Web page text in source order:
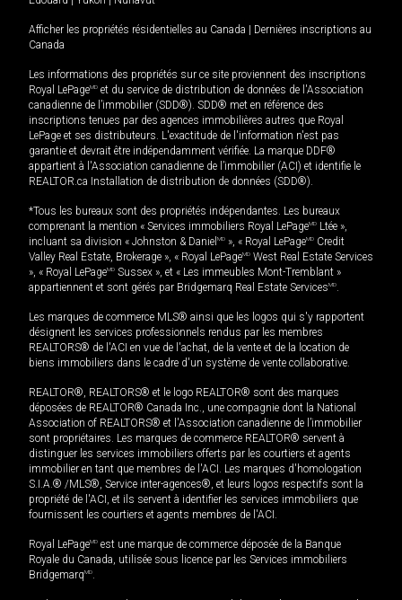
Afficher les propriétés résidentielles au Canada | Dernières inscriptions au
Canada
Les informations des propriétés sur ce site proviennent des inscriptions
Royal LePageMD et du service de distribution de données de l'Association
canadienne de l’immobilier (SDD®). SDD® met en référence des
inscriptions tenues par des agences immobilières autres que Royal
LePage et ses distributeurs. L'exactitude de l'information n'est pas
garantie et devrait être indépendamment vérifiée. La marque DDF®
appartient à l'Association canadienne de l’immobilier (ACI) et identifie le
REALTOR.ca Installation de distribution de données (SDD®).
*Tous les bureaux sont des propriétés indépendantes. Les bureaux
comprenant la mention « Services immobiliers Royal LePageMD Ltée »,
incluant sa division « Johnston & Daniel MD », « Royal LePageMD Credit
Valley Real Estate, Brokerage », « Royal LePageMD West Real Estate Services
», « Royal LePageMD Sussex », et « Les immeubles Mont-Tremblant »
appartiennent et sont gérés par Bridgemarq Real Estate ServicesMD
Les marques de commerce MLS® ainsi que les logos qui s'y rapportent
désignent les services professionnels rendus par les membres
REALTORS® de l'ACI en vue de l'achat, de la vente et de la location de
biens immobiliers dans le cadre d'un système de vente collaborative.
REALTOR®, REALTORS® et le logo REALTOR® sont des marques
déposées de REALTOR® Canada Inc., une compagnie dont la National
Association of REALTORS® et l'Association canadienne de l’immobilier
sont propriétaires. Les marques de commerce REALTOR® servent à
distinguer les services immobiliers offerts par les courtiers et agents
immobilier en tant que membres de l'ACI. Les marques d'homologation
S.I.A.® /MLS®, Service inter-agences®, et leurs logos respectifs sont la
propriété de l'ACI, et ils servent à identifier les services immobiliers que
fournissent les courtiers et agents membres de l'ACI.
Royal LePageMD est une marque de commerce déposée de la Banque
Royale du Canada, utilisée sous licence par les Services immobiliers
BridgemarqMD